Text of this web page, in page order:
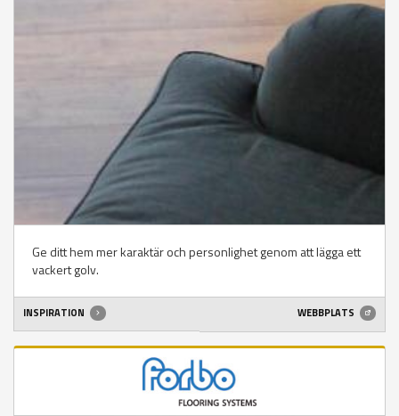
Ge ditt hem mer karaktär och personlighet genom att lägga ett
vackert golv.
INSPIRATION WEBBPLATS